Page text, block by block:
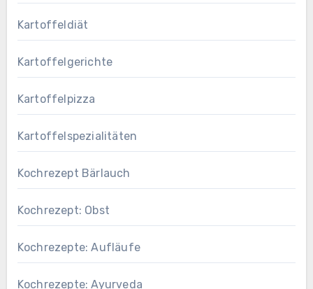
Kartoffeldiät
Kartoffelgerichte
Kartoffelpizza
Kartoffelspezialitäten
Kochrezept Bärlauch
Kochrezept: Obst
Kochrezepte: Aufläufe
Kochrezepte: Ayurveda